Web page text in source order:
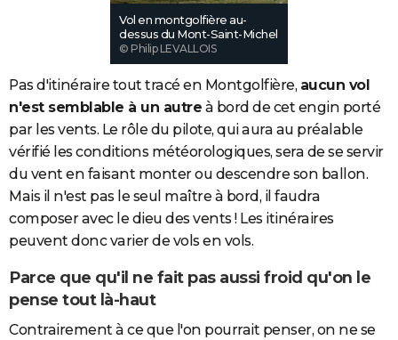
Vol en montgolfière au-
dessus du Mont-Saint-Michel
© Philip LEVALLOIS
Pas d'itinéraire tout tracé en Montgolfière, aucun vol
n'est semblable à un autre à bord de cet engin porté
par les vents. Le rôle du pilote, qui aura au préalable
vérifié les conditions météorologiques, sera de se servir
du vent en faisant monter ou descendre son ballon.
Mais il n'est pas le seul maître à bord, il faudra
composer avec le dieu des vents ! Les itinéraires
peuvent donc varier de vols en vols.
Parce que qu'il ne fait pas aussi froid qu'on le
pense tout là-haut
Contrairement à ce que l'on pourrait penser, on ne se